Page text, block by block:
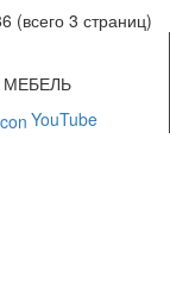
(всего 3 страниц)
YouTube